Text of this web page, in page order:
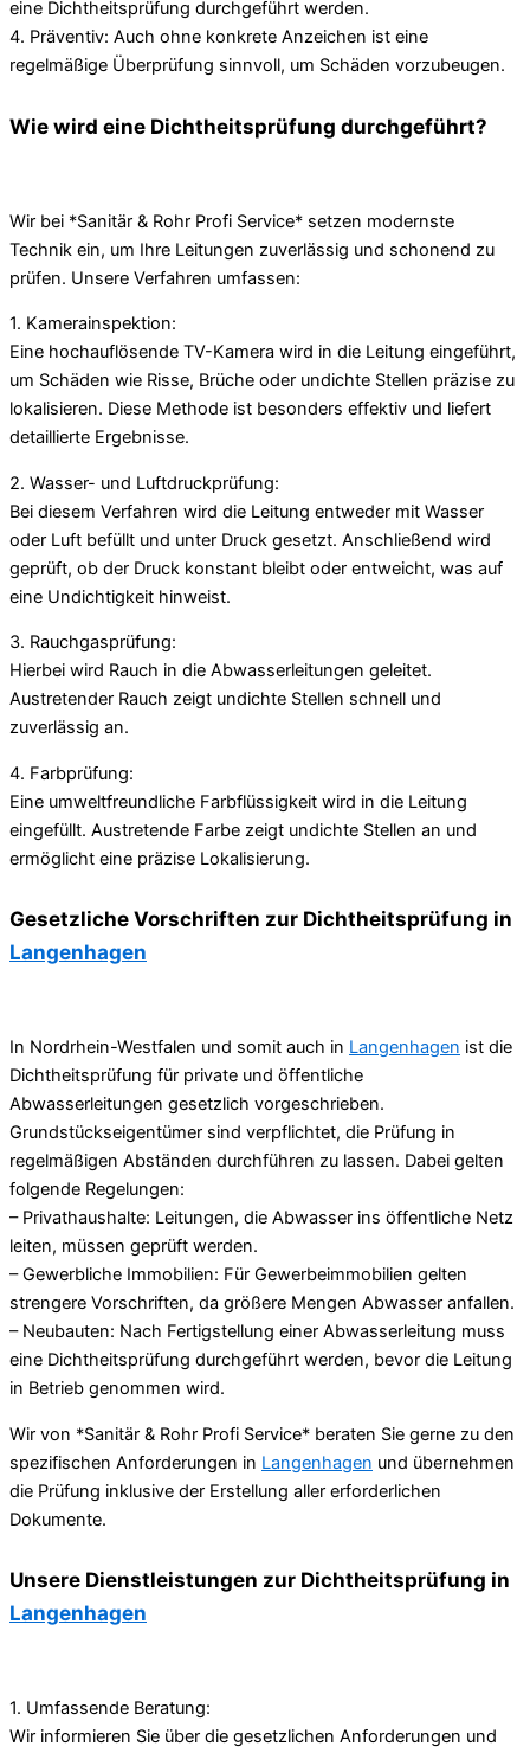
eine Dichtheitsprüfung durchgeführt werden.
4. Präventiv: Auch ohne konkrete Anzeichen ist eine
regelmäßige Überprüfung sinnvoll, um Schäden vorzubeugen.
Wie wird eine Dichtheitsprüfung durchgeführt?
Wir bei *Sanitär & Rohr Profi Service* setzen modernste
Technik ein, um Ihre Leitungen zuverlässig und schonend zu
prüfen. Unsere Verfahren umfassen:
1. Kamerainspektion:
Eine hochauflösende TV-Kamera wird in die Leitung eingeführt,
um Schäden wie Risse, Brüche oder undichte Stellen präzise zu
lokalisieren. Diese Methode ist besonders effektiv und liefert
detaillierte Ergebnisse.
2. Wasser- und Luftdruckprüfung:
Bei diesem Verfahren wird die Leitung entweder mit Wasser
oder Luft befüllt und unter Druck gesetzt. Anschließend wird
geprüft, ob der Druck konstant bleibt oder entweicht, was auf
eine Undichtigkeit hinweist.
3. Rauchgasprüfung:
Hierbei wird Rauch in die Abwasserleitungen geleitet.
Austretender Rauch zeigt undichte Stellen schnell und
zuverlässig an.
4. Farbprüfung:
Eine umweltfreundliche Farbflüssigkeit wird in die Leitung
eingefüllt. Austretende Farbe zeigt undichte Stellen an und
ermöglicht eine präzise Lokalisierung.
Gesetzliche Vorschriften zur Dichtheitsprüfung in
Langenhagen
In Nordrhein-Westfalen und somit auch in Langenhagen ist die
Dichtheitsprüfung für private und öffentliche
Abwasserleitungen gesetzlich vorgeschrieben.
Grundstückseigentümer sind verpflichtet, die Prüfung in
regelmäßigen Abständen durchführen zu lassen. Dabei gelten
folgende Regelungen:
– Privathaushalte: Leitungen, die Abwasser ins öffentliche Netz
leiten, müssen geprüft werden.
– Gewerbliche Immobilien: Für Gewerbeimmobilien gelten
strengere Vorschriften, da größere Mengen Abwasser anfallen.
– Neubauten: Nach Fertigstellung einer Abwasserleitung muss
eine Dichtheitsprüfung durchgeführt werden, bevor die Leitung
in Betrieb genommen wird.
Wir von *Sanitär & Rohr Profi Service* beraten Sie gerne zu den
spezifischen Anforderungen in Langenhagen und übernehmen
die Prüfung inklusive der Erstellung aller erforderlichen
Dokumente.
Unsere Dienstleistungen zur Dichtheitsprüfung in
Langenhagen
1. Umfassende Beratung:
Wir informieren Sie über die gesetzlichen Anforderungen und